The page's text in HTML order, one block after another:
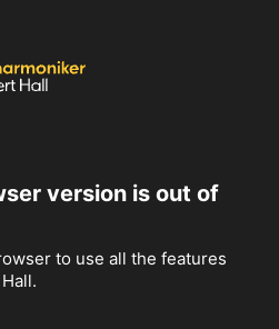
version is out of
to use all the features